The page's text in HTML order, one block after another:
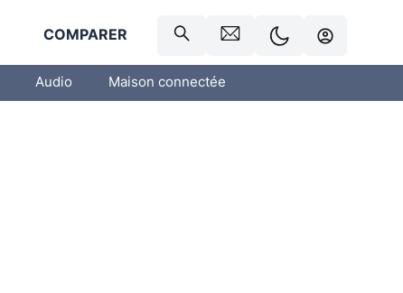
COMPARER
Audio Maison connectée